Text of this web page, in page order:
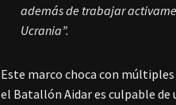
además de trabajar
Ucrania”.
Este marco choca con múltiples
el Batallón Aidar es culpable